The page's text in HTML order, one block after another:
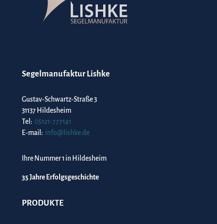
Segelmanufaktur Lishke
Gustav-Schwartz-Straße 3
31137 Hildesheim
Tel: 05121-777141
E-mail: info@lishke.de
Ihre Nummer 1 in Hildesheim
35 Jahre Erfolgsgeschichte
PRODUKTE